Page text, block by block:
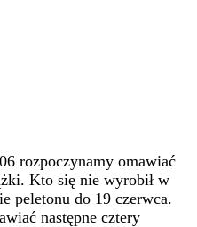
rozpoczynamy omawiać
Kto się nie wyrobił w
peletonu do 19 czerwca.
następne cztery